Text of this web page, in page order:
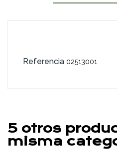
Referencia 02513001
5 otros
misma